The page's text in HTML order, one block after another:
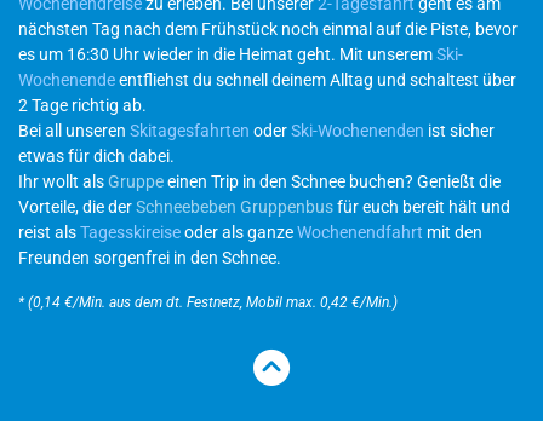
nächsten Tag nach dem Frühstück noch einmal auf die Piste, bevor
es um 16:30 Uhr wieder in die Heimat geht. Mit unseremSki-
Wochenendeentfliehst du schnell deinem Alltag und schaltest über
2 Tage richtig ab.
Bei all unseren Skitagesfahrten oderSki-Wochenenden ist sicher
etwas für dich dabei.
Ihr wollt alsGruppeeinen Trip in den Schnee buchen? Genießt die
Vorteile, die derSchneebeben Gruppenbusfür euch bereit hält und
reist alsTagesskireiseoder als ganzeWochenendfahrt mit den
Freunden sorgenfrei in den Schnee.
* (0,14 €/Min. aus dem dt. Festnetz, Mobil max. 0,42 €/Min.)